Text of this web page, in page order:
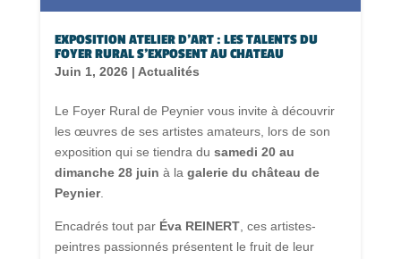
EXPOSITION ATELIER D’ART : LES TALENTS DU
FOYER RURAL S’EXPOSENT AU CHATEAU
Juin 1, 2026| Actualités
Le Foyer Rural de Peynier vous invite à découvrir
les œuvres de ses artistes amateurs, lors de son
exposition qui se tiendra du samedi 20 au
dimanche 28 juin à la galerie du château de
Peynier.
Encadrés tout par Éva REINERT, ces artistes-
peintres passionnés présentent le fruit de leur